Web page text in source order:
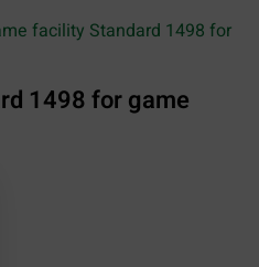
facility Standard 1498 for
1498 for game